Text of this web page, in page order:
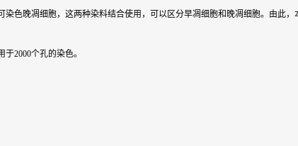
色晚凋细胞，这两种染料结合使用，可以区分早凋细胞和晚凋细胞。由此
2000个孔的染色。